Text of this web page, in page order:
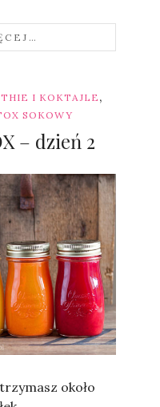
I KOKTAJLE ,
SOKOWY
– dzień 2
około